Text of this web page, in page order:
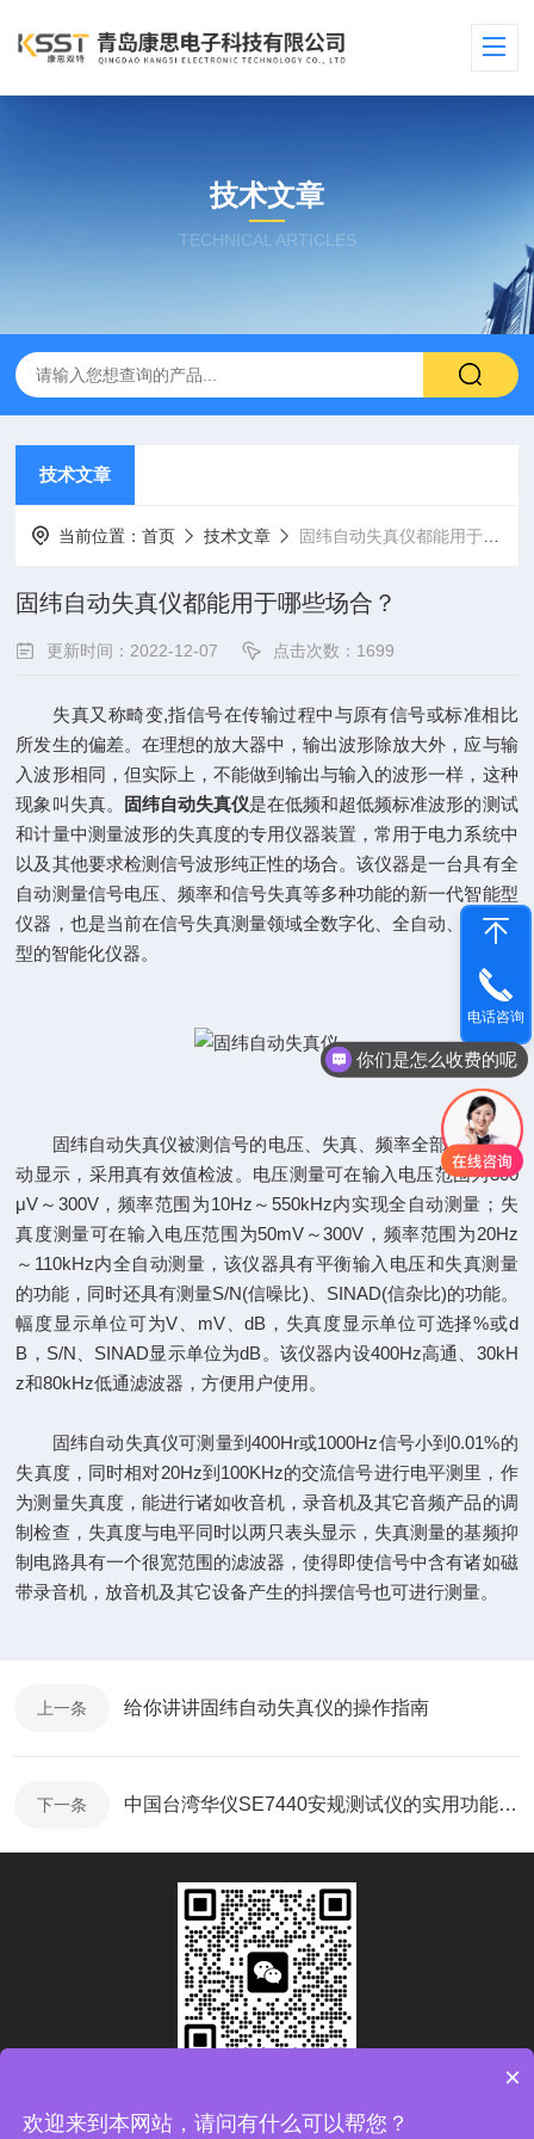
你们是怎么收费的呢
×
欢迎来到本网站，请问有什么可以帮您？
技术文章
TECHNICAL ARTICLES
技术文章
当前位置：首页 技术文章 固纬自动失真仪都能用于哪些场合？
固纬自动失真仪都能用于哪些场合？
更新时间：2022-12-07 点击次数：1699
失真又称畸变,指信号在传输过程中与原有信号或标准相比
所发生的偏差。在理想的放大器中，输出波形除放大外，应与输
入波形相同，但实际上，不能做到输出与输入的波形一样，这种
现象叫失真。
固纬自动失真仪是在低频和超低频标准波形的测试
和计量中测量波形的失真度的专用仪器装置，常用于电力系统中
以及其他要求检测信号波形纯正性的场合。该仪器是一台具有全
自动测量信号电压、频率和信号失真等多种功能的新一代智能型
仪器，也是当前在信号失真测量领域全数字化、全自动、多功能
型的智能化仪器。
固纬自动失真仪被测信号的电压、失真、频率全部由LED自
动显示，采用真有效值检波。电压测量可在输入电压范围为300
μV～300V，频率范围为10Hz～550kHz内实现全自动测量；失
真度测量可在输入电压范围为50mV～300V，频率范围为20Hz
～110kHz内全自动测量，该仪器具有平衡输入电压和失真测量
的功能，同时还具有测量S/N(信噪比)、SINAD(信杂比)的功能。
幅度显示单位可为V、mV、dB，失真度显示单位可选择%或d
B，S/N、SINAD显示单位为dB。该仪器内设400Hz高通、30kH
z和80kHz低通滤波器，方便用户使用。
固纬自动失真仪可测量到400Hr或1000Hz信号小到0.01%的
失真度，同时相对20Hz到100KHz的交流信号进行电平测里，作
为测量失真度，能进行诸如收音机，录音机及其它音频产品的调
制检查，失真度与电平同时以两只表头显示，失真测量的基频抑
制电路具有一个很宽范围的滤波器，使得即使信号中含有诸如磁
带录音机，放音机及其它设备产生的抖摆信号也可进行测量。
上一条 给你讲讲固纬自动失真仪的操作指南
下一条 中国台湾华仪SE7440安规测试仪的实用功能及安全
电话咨询